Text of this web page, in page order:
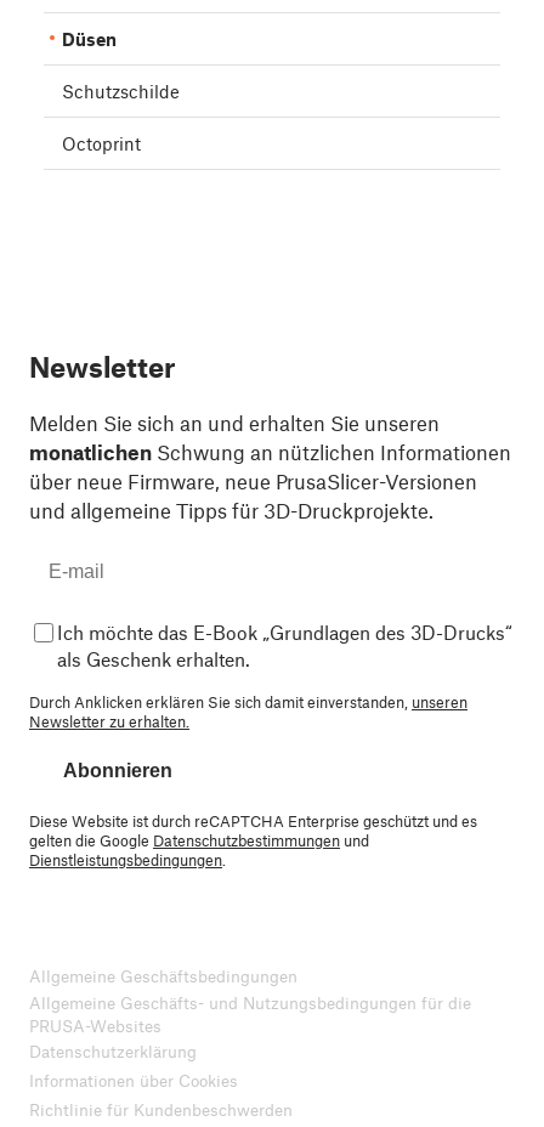
Düsen
Schutzschilde
Octoprint
Newsletter
Melden Sie sich an und erhalten Sie unseren
monatlichen Schwung an nützlichen Informationen
über neue Firmware, neue PrusaSlicer-Versionen
und allgemeine Tipps für 3D-Druckprojekte.
Ich möchte das E-Book „Grundlagen des 3D-Drucks“
als Geschenk erhalten.
Durch Anklicken erklären Sie sich damit einverstanden, unseren
Newsletter zu erhalten.
Abonnieren
Diese Website ist durch reCAPTCHA Enterprise geschützt und es
gelten die Google Datenschutzbestimmungen und
Dienstleistungsbedingungen
Allgemeine Geschäftsbedingungen
Allgemeine Geschäfts- und Nutzungsbedingungen für die
PRUSA-Websites
Datenschutzerklärung
Informationen über Cookies
Richtlinie für Kundenbeschwerden